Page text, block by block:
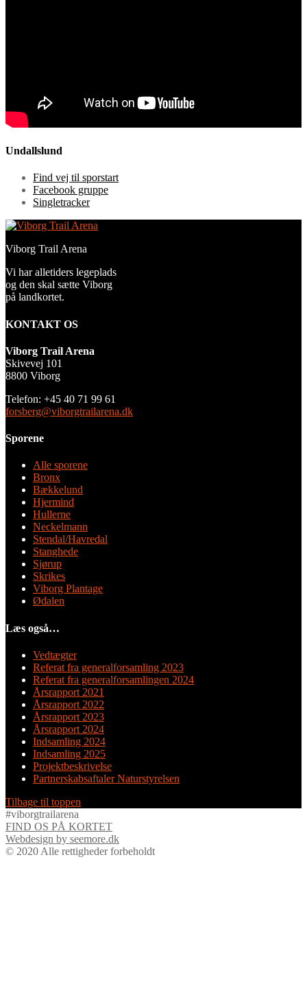
Undallslund
Find vej til sporstart
Facebook gruppe
Singletracker
Viborg Trail Arena
Vi har alletiders legeplads
og den skal sætte Viborg
på landkortet.
KONTAKT OS
Viborg Trail Arena
Skivevej 101
8800 Viborg
Telefon: +45 40 71 99 61
forsberg@viborgtrailarena.dk
Sporene
Alle sporene
Bronx
Bækkelund
Hjermind
Hullerne
Neckelmann
Stendal/Havredal
Stanghede
Sjørup
Skrikes
Viborg Plantage
Ødalen
Læs også…
Vedtægter
Referat fra generalforsamling 2023
Referat fra generalforsamlingen 2024
Årsrapport 2021
Årsrapport 2022
Årsrapport 2023
Årsrapport 2024
Indsamling 2024
Indsamling 2025
Projektbeskrivelse
Partnerskabsaftaler Naturstyrelsen
Tilbage til toppen
#viborgtrailarena
FIND OS PÅ KORTET
Webdesign by seemore.dk
© 2020 Alle rettigheder forbeholdt